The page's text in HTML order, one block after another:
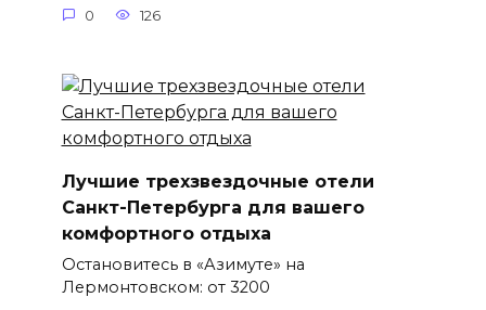
0 126
Лучшие трехзвездочные отели
Санкт-Петербурга для вашего
комфортного отдыха
Остановитесь в «Азимуте» на
Лермонтовском: от 3200